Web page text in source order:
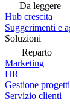
Da leggere
Hub crescita
Suggerimenti e
Soluzioni
Reparto
Marketing
HR
Gestione progetti
Servizio clienti